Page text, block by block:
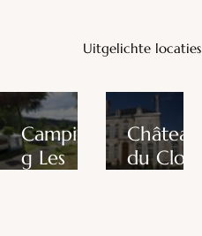
Uitgelichte locaties
Campin
g Les
Château
du Clos